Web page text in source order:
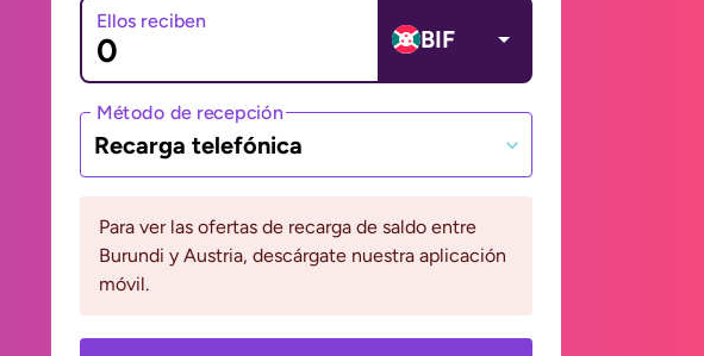
Ellos reciben
BIF
Método de recepción
Recarga telefónica
Para ver las ofertas de recarga de saldo entre
Burundi y Austria, descárgate nuestra aplicación
móvil.